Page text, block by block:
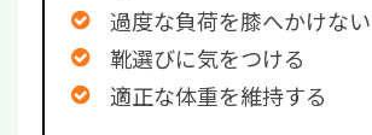
過度な負荷を膝へかけない
靴選びに気をつける
適正な体重を維持する